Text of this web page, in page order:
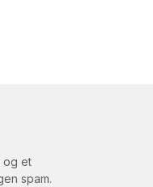
og et
spam.